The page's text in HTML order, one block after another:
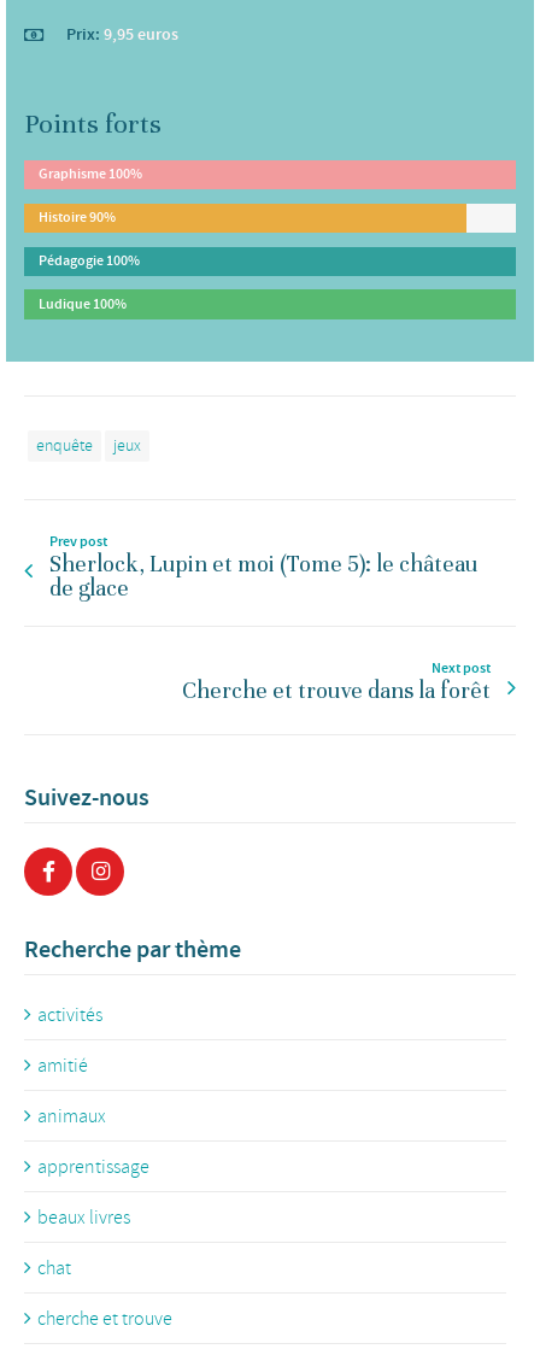
Prix: 9,95 euros
Points forts
Graphisme100%
Histoire90%
Pédagogie100%
Ludique100%
enquête jeux
Prev post
Sherlock, Lupin et moi (Tome 5): le château
de glace
Next post
Cherche et trouve dans la forêt
Suivez-nous
Recherche par thème
activités
amitié
animaux
apprentissage
beaux livres
chat
cherche et trouve